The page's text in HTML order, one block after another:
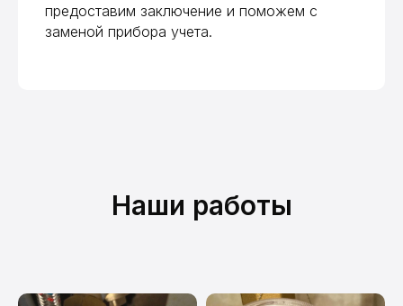
предоставим заключение и поможем с
заменой прибора учета.
Наши работы